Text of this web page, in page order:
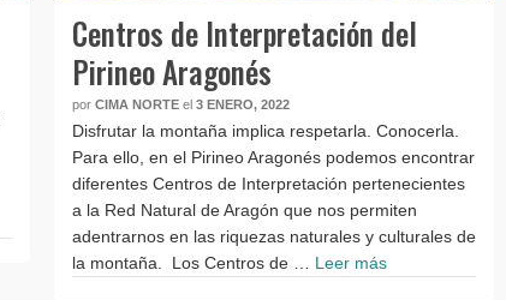
Centros de Interpretación del
Pirineo Aragonés
por CIMA NORTE el 3 ENERO, 2022
Disfrutar la montaña implica respetarla. Conocerla.
Para ello, en el Pirineo Aragonés podemos encontrar
diferentes Centros de Interpretación pertenecientes
a la Red Natural de Aragón que nos permiten
adentrarnos en las riquezas naturales y culturales de
la montaña. Los Centros de … Leer más